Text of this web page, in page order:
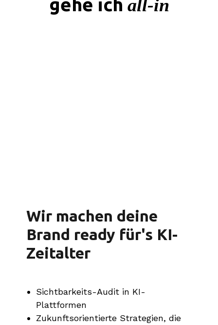
gehe ich all-in
Wir machen deine
Brand ready für's KI-
Zeitalter
Sichtbarkeits-Audit in KI-
Plattformen
Zukunftsorientierte Strategien, die